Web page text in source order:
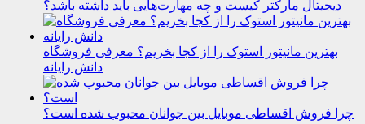
دیجیتال مارکتر کیست و چه مهارت‌هایی باید داشته باشد؟
بهترین مانیتور استوک را از کجا بخریم؟ معرفی فروشگاه
دانش رایانه
چرا فروش اقساطی موبایل بین جوانان محبوب شده است؟